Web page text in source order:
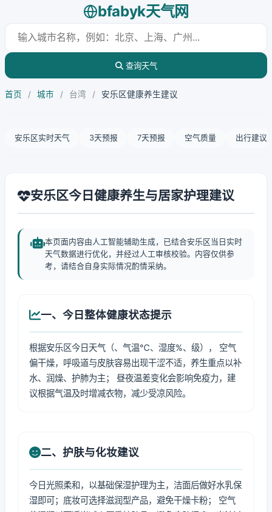
bfabyk天气网
查询天气
首页 / 城市 / 台湾 / 安乐区健康养生建议
安乐区实时天气 3天预报 7天预报 空气质量 出行建议
安乐区今日健康养生与居家护理建议
本页面内容由人工智能辅助生成，已结合安乐区当日实时
天气数据进行优化，并经过人工审核校验。内容仅供参
考，请结合自身实际情况酌情采纳。
一、今日整体健康状态提示
根据安乐区今日天气（、气温℃、湿度%、级）， 空气
偏干燥，呼吸道与皮肤容易出现干涩不适，养生重点以补
水、润燥、护肺为主； 昼夜温差变化会影响免疫力，建
议根据气温及时增减衣物，减少受凉风险。
二、护肤与化妆建议
今日光照柔和，以基础保湿护理为主，洁面后做好水乳保
湿即可；底妆可选择滋润型产品，避免干燥卡粉； 空气